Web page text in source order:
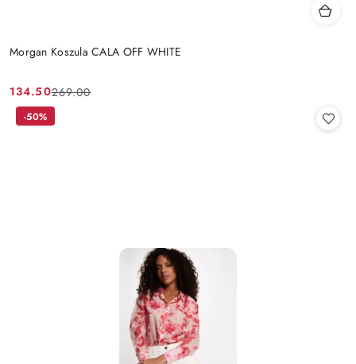
Morgan Koszula CALA OFF WHITE
Cena
promocyjna:
134.50
Cena
przed
269.00
-50%